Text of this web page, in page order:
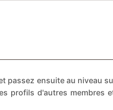
passez ensuite au niveau
profils d'autres membres